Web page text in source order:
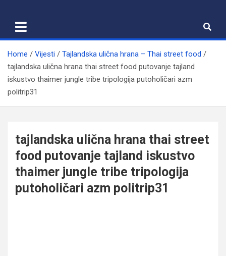
content
Home Vijesti
Tajlandska ulična hrana – Thai street food
tajlandska ulična hrana thai street food putovanje tajland
iskustvo thaimer jungle tribe tripologija putoholičari azm
politrip31
tajlandska ulična hrana thai street
food putovanje tajland iskustvo
thaimer jungle tribe tripologija
putoholičari azm politrip31